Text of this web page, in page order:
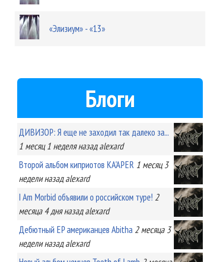
«Элизиум» - «13»
Блоги
ДИВИЗОР: Я еще не заходил так далеко за...
1 месяц 1 неделяназад alexard
Второй альбом киприотов KA'APER 1 месяц 3
неделиназад alexard
I Am Morbid объявили о российском туре! 2
месяца 4 дняназад alexard
Дебютный EP американцев Abitha 2 месяца 3
неделиназад alexard